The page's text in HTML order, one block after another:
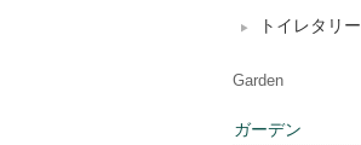
トイレタリー
Garden
ガーデン